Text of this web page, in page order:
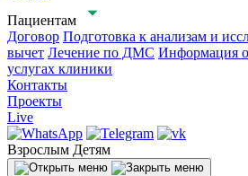
Пациентам
Договор Подготовка к анализам и
вычет Лечение по ДМС Информация
услугах клиники
Контакты
Проекты
Live
Взрослым Детям